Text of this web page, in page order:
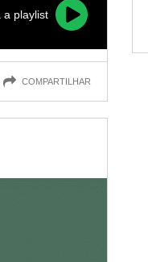
a playlist
COMPARTILHAR